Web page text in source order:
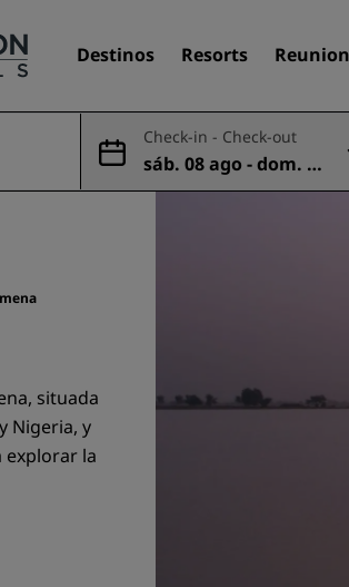
Destinos Resorts
Check-in - Check-out
sáb. 08 ago - dom. 0
9 ago
situada
Nigeria, y
explorar la